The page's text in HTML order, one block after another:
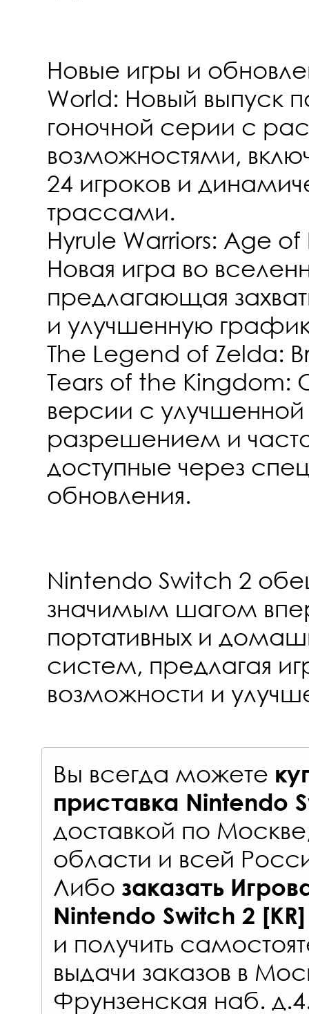
Новые игры и
World: Новый выпуск
гоночной серии с
возможностями,
24 игроков и
трассами.
Hyrule Warriors: Age
Новая игра во
предлагающая
и улучшенную
The Legend of Zelda:
Tears of the Kingdom:
версии с
разрешением и
доступные через
обновления.
Nintendo Switch 2
значимым шагом
портативных и
систем, предлагая
возможности и
Вы всегда можете
приставка Nintendo
доставкой по
области и всей
Либо заказать
Nintendo Switch 2 [KR]
и получить
выдачи заказов в
Фрунзенская наб.